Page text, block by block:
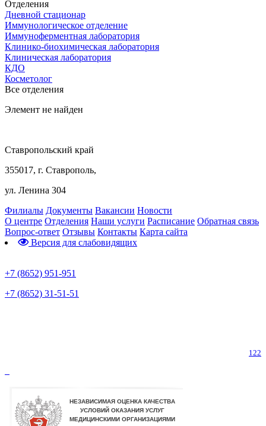
Отделения
Дневной стационар
Иммунологическое отделение
Иммуноферментная лаборатория
Клинико-биохимическая лаборатория
Клиническая лаборатория
КДО
Косметолог
Все отделения
Элемент не найден
Ставропольский край
355017, г. Ставрополь,
ул. Ленина 304
Филиалы Документы Вакансии Новости
О центре Отделения Наши услуги Расписание Обратная связь
Вопрос-ответ Отзывы Контакты Карта сайта
Версия для слабовидящих
+7 (8652) 951-951
+7 (8652) 31-51-51
122